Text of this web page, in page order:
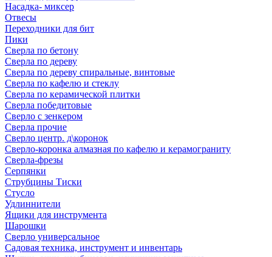
Насадка- миксер
Отвесы
Переходники для бит
Пики
Сверла по бетону
Сверла по дереву
Сверла по дереву спиральные, винтовые
Сверла по кафелю и стеклу
Сверла по керамической плитки
Сверла победитовые
Сверло с зенкером
Сверла прочие
Сверло центр. д\коронок
Сверло-коронка алмазная по кафелю и керамограниту
Сверла-фрезы
Серпянки
Струбцины Тиски
Стусло
Удлиннители
Ящики для инструмента
Шарошки
Сверло универсальное
Садовая техника, инструмент и инвентарь